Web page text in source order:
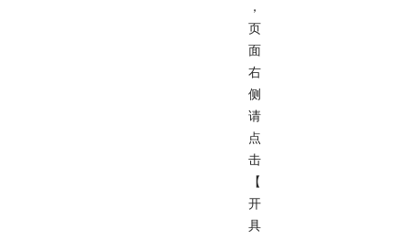
，
页
面
右
侧
请
点
击
【
开
具